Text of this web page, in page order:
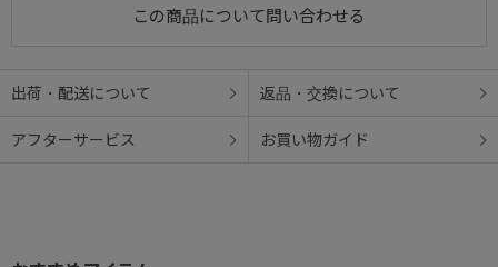
この商品について問い合わせる
出荷・配送について 返品・交換について
アフターサービス お買い物ガイド